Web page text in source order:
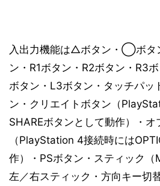
入出力機能は△ボタン・◯ボタ
ン・R1ボタン・R2ボタン・R3
ボタン・L3ボタン・タッチパッ
ン・クリエイトボタン（
SHAREボタンとして動作）・オ
（PlayStation 4接続時には
作）・PSボタン・スティック（
左／右スティック・方向キー切替